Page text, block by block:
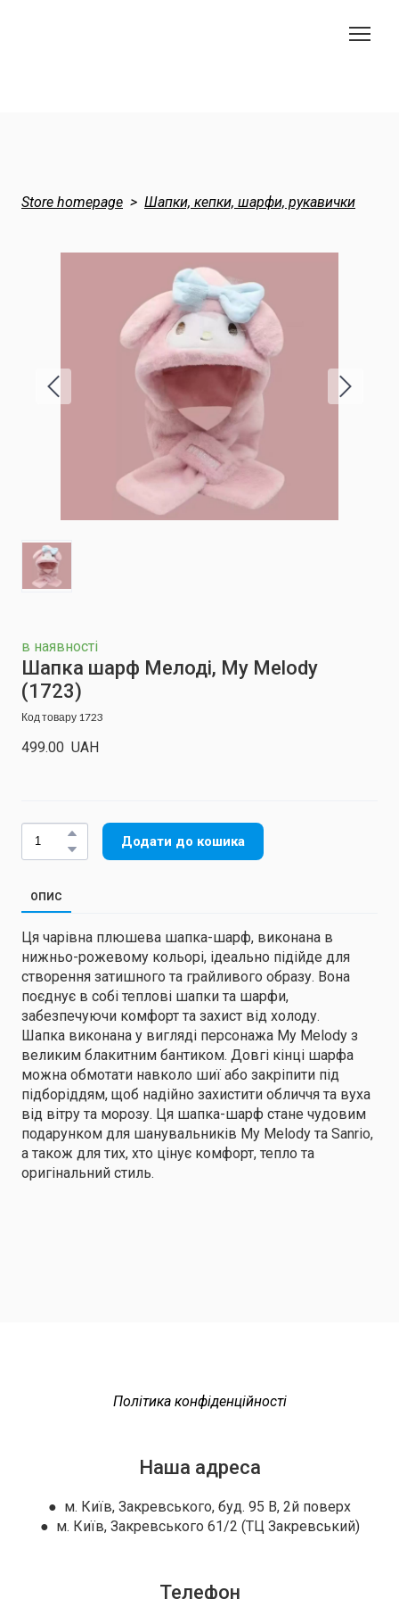
Store homepage Шапки, кепки, шарфи, рукавички
в наявності
Шапка шарф Мелоді, My Melody
(1723)
Код товару 1723
499.00  UAH
Додати до кошика
ОПИС
Ця чарівна плюшева шапка-шарф, виконана в
нижньо-рожевому кольорі, ідеально підійде для
створення затишного та грайливого образу. Вона
поєднує в собі теплові шапки та шарфи,
забезпечуючи комфорт та захист від холоду.
Шапка виконана у вигляді персонажа My Melody з
великим блакитним бантиком. Довгі кінці шарфа
можна обмотати навколо шиї або закріпити під
підборіддям, щоб надійно захистити обличчя та вуха
від вітру та морозу. Ця шапка-шарф стане чудовим
подарунком для шанувальників My Melody та Sanrio,
а також для тих, хто цінує комфорт, тепло та
оригінальний стиль.
Політика конфіденційності
Наша адреса
● м. Київ, Закревського, буд. 95 В, 2й поверх
● м. Київ, Закревського 61/2 (ТЦ Закревський)
Телефон